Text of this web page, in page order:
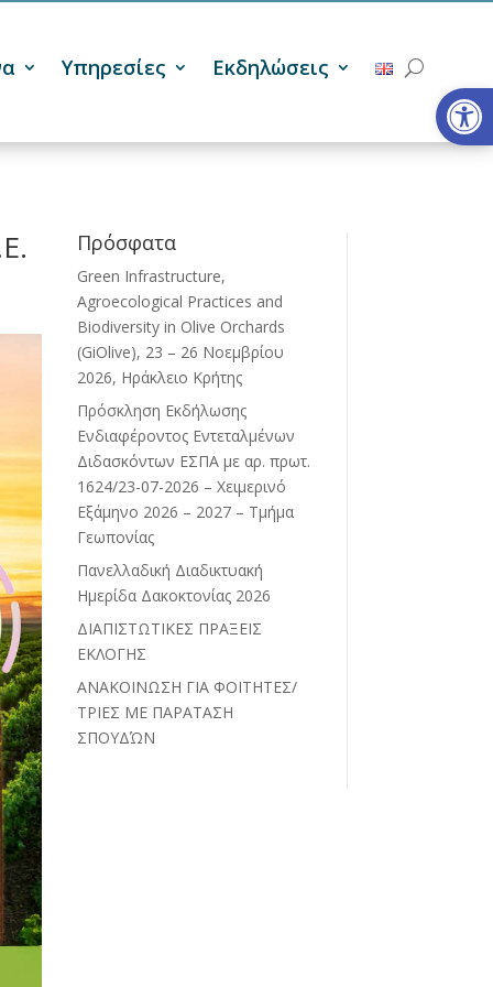
Υπηρεσίες Εκδηλώσεις
Πρόσφατα
Green Infrastructure,
Agroecological Practices and
Biodiversity in Olive Orchards
(GiOlive), 23 – 26 Νοεμβρίου
2026, Ηράκλειο Κρήτης
Πρόσκληση Εκδήλωσης
Ενδιαφέροντος Εντεταλμένων
Διδασκόντων ΕΣΠΑ με αρ. πρωτ.
1624/23-07-2026 – Χειμερινό
Εξάμηνο 2026 – 2027 – Τμήμα
Γεωπονίας
Πανελλαδική Διαδικτυακή
Ημερίδα Δακοκτονίας 2026
ΔΙΑΠΙΣΤΩΤΙΚΕΣ ΠΡΑΞΕΙΣ
ΕΚΛΟΓΗΣ
ΑΝΑΚΟΙΝΩΣΗ ΓΙΑ ΦΟΙΤΗΤΕΣ/
ΤΡΙΕΣ ΜΕ ΠΑΡΑΤΑΣΗ
ΣΠΟΥΔΏΝ